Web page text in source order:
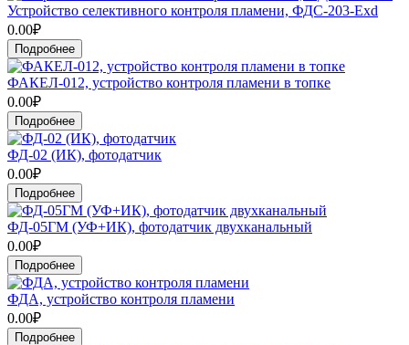
Устройство селективного контроля пламени, ФДС-203-Exd
0.00₽
Подробнее
ФАКЕЛ-012, устройство контроля пламени в топке
0.00₽
Подробнее
ФД-02 (ИК), фотодатчик
0.00₽
Подробнее
ФД-05ГМ (УФ+ИК), фотодатчик двухканальный
0.00₽
Подробнее
ФДА, устройство контроля пламени
0.00₽
Подробнее